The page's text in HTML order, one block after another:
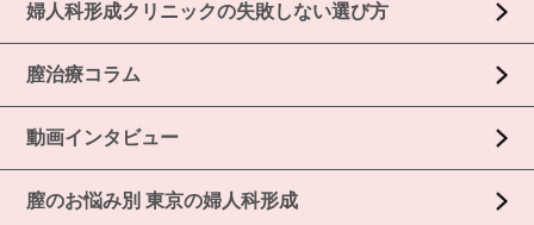
婦人科形成クリニックの失敗しない選び方
膣治療コラム
動画インタビュー
膣のお悩み別 東京の婦人科形成